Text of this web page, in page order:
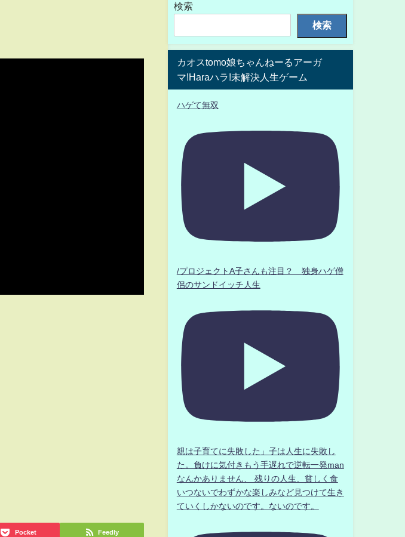
Pocket Feedly
検索
検索
カオスtomo娘ちゃんねーるアーガ
マ!Haraハラ!未解決人生ゲーム
ハゲて無双
/プロジェクトA子さんも注目？ 独身ハゲ僧
侶のサンドイッチ人生
親は子育てに失敗した」子は人生に失敗し
た。負けに気付きもう手遅れで逆転一発man
なんかありません、 残りの人生、貧しく食
いつないでわずかな楽しみなど見つけて生き
ていくしかないのです。ないのです。